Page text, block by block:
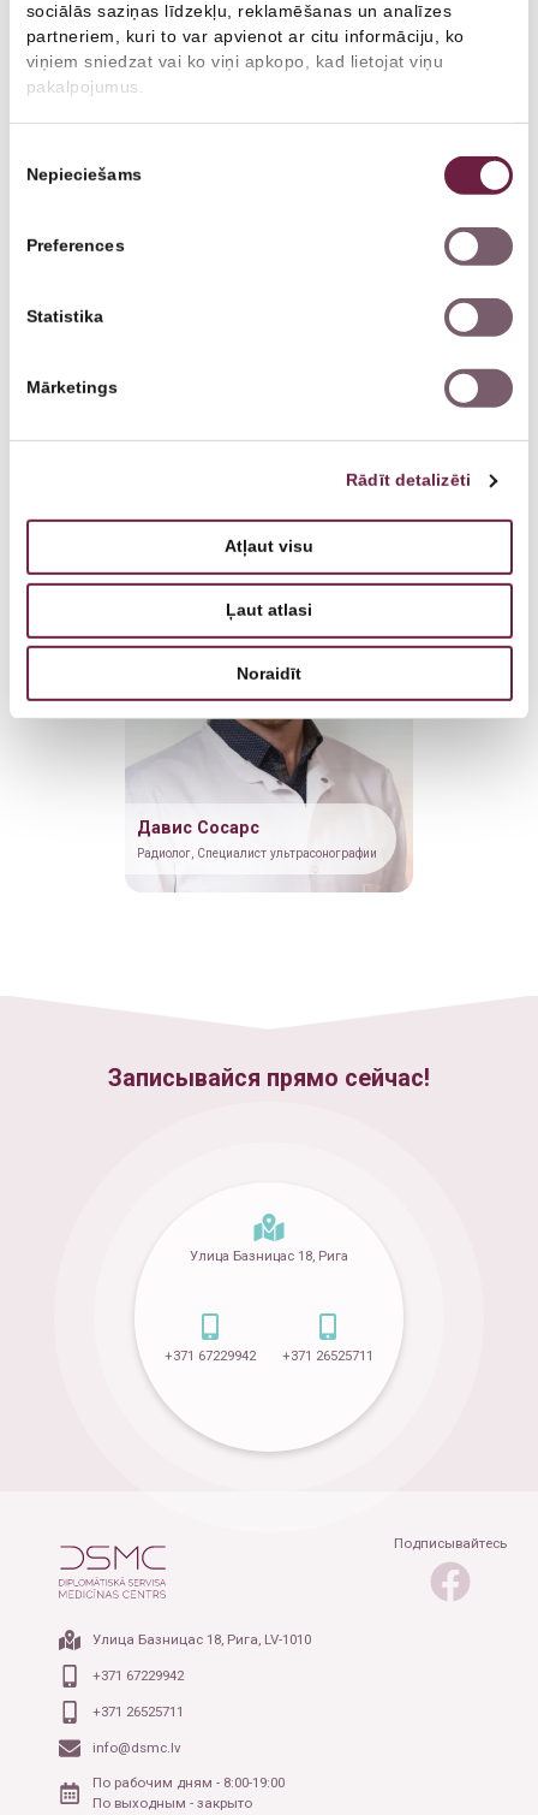
sociālās saziņas līdzekļu, reklamēšanas un analīzes
partneriem, kuri to var apvienot ar citu informāciju, ko
viņiem sniedzat vai ko viņi apkopo, kad lietojat viņu
pakalpojumus.
izvēle
Nepieciešams
Preferences
Statistika
Mārketings
Rādīt detalizēti
Atļaut visu
Ļaut atlasi
Noraidīt
Другие специалисты
Давис Сосарс
Радиолог, Специалист ультрасонографии
Записывайся прямо сейчас!
Улица Базницас 18, Рига
+371 67229942 +371 26525711
Подписывайтесь
Улица Базницас 18, Рига, LV-1010
+371 67229942
+371 26525711
info@dsmc.lv
По рабочим дням - 8:00-19:00
По выходным - закрыто